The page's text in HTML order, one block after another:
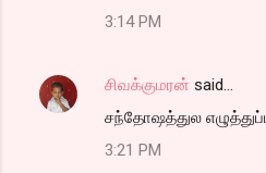
3:14 PM
சிவக்குமரன் said…
சந்தோஷத்துல
3:21 PM